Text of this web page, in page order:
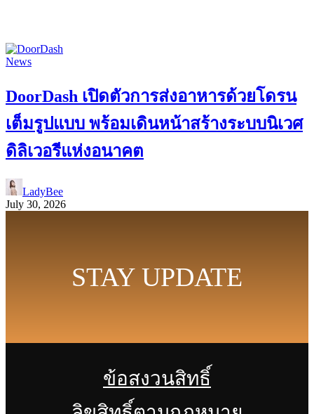
News
DoorDash เปิดตัวการส่งอาหารด้วยโดรน
เต็มรูปแบบ พร้อมเดินหน้าสร้างระบบนิเวศ
ดิลิเวอรีแห่งอนาคต
LadyBee
July 30, 2026
STAY UPDATE
ข้อสงวนสิทธิ์